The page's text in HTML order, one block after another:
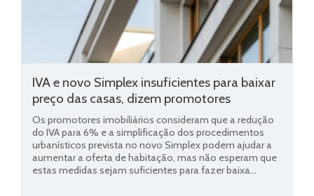
IVA e novo Simplex insuficientes para baixar
preço das casas, dizem promotores
Os promotores imobiliários consideram que a redução
do IVA para 6% e a simplificação dos procedimentos
urbanísticos prevista no novo Simplex podem ajudar a
aumentar a oferta de habitação, mas não esperam que
estas medidas sejam suficientes para fazer baixa...